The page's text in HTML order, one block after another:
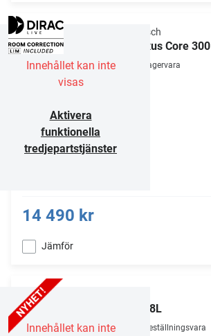
Innehållet kan inte
visas
Aktivera
funktionella
tredjepartstjänster
Klipsch
Flexus Core 300
Lagervara
14 490 kr
Jämför
Innehållet kan inte
98P8L
Beställningsvara